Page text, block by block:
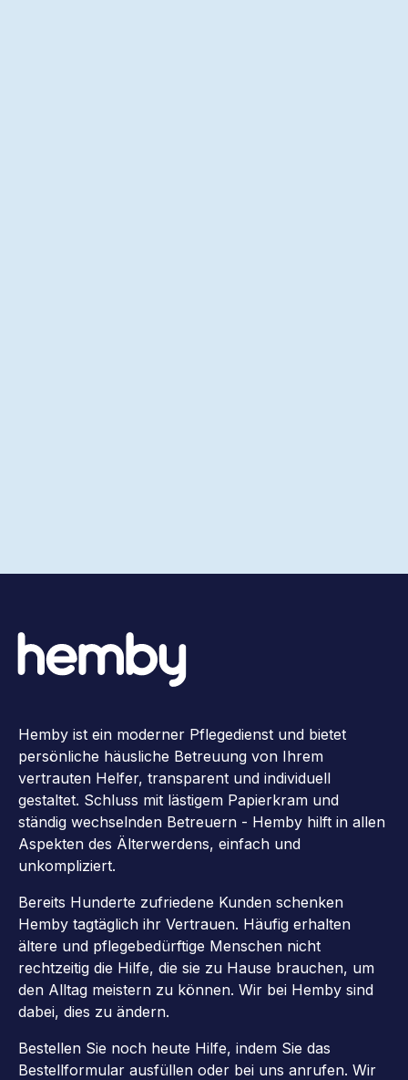
Hemby ist ein moderner Pflegedienst und bietet
persönliche häusliche Betreuung von Ihrem
vertrauten Helfer, transparent und individuell
gestaltet. Schluss mit lästigem Papierkram und
ständig wechselnden Betreuern - Hemby hilft in allen
Aspekten des Älterwerdens, einfach und
unkompliziert.
Bereits Hunderte zufriedene Kunden schenken
Hemby tagtäglich ihr Vertrauen. Häufig erhalten
ältere und pflegebedürftige Menschen nicht
rechtzeitig die Hilfe, die sie zu Hause brauchen, um
den Alltag meistern zu können. Wir bei Hemby sind
dabei, dies zu ändern.
Bestellen Sie noch heute Hilfe, indem Sie das
Bestellformular ausfüllen oder bei uns anrufen. Wir